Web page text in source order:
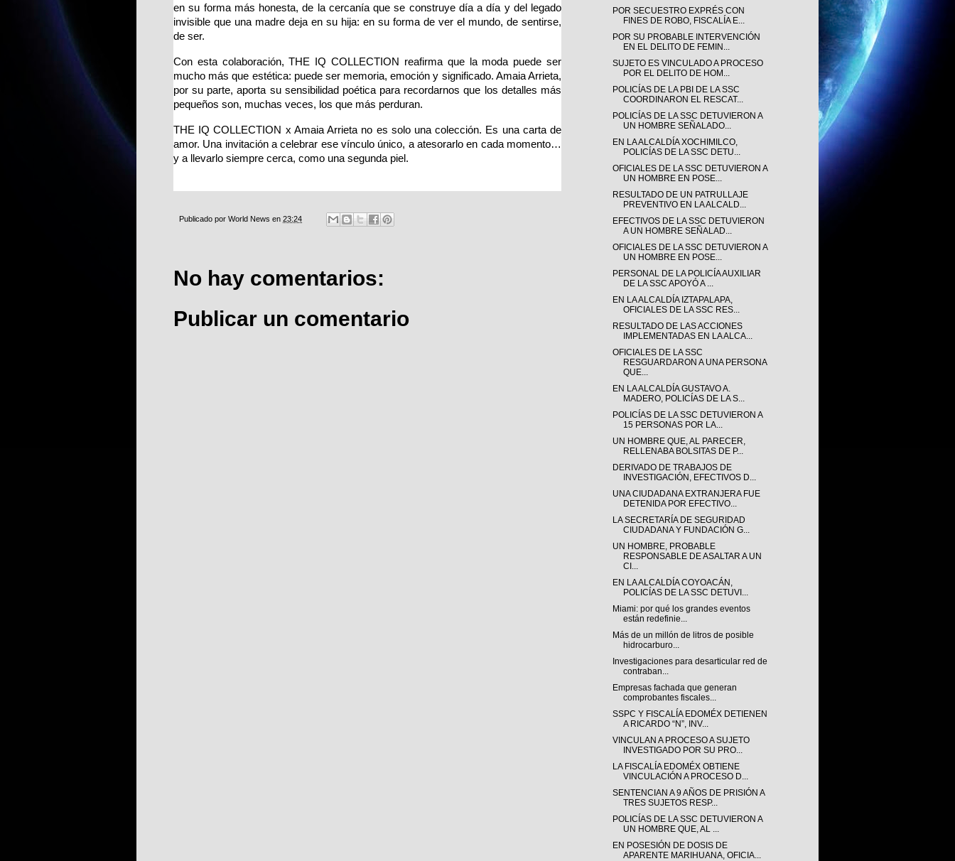
en su forma más honesta, de la cercanía que se construye día a día y del legado
invisible que una madre deja en su hija: en su forma de ver el mundo, de sentirse,
de ser.
Con esta colaboración, THE IQ COLLECTION reafirma que la moda puede ser
mucho más que estética: puede ser memoria, emoción y significado. Amaia Arrieta,
por su parte, aporta su sensibilidad poética para recordarnos que los detalles más
pequeños son, muchas veces, los que más perduran.
THE IQ COLLECTION x Amaia Arrieta no es solo una colección. Es una carta de
amor. Una invitación a celebrar ese vínculo único, a atesorarlo en cada momento…
y a llevarlo siempre cerca, como una segunda piel.
Publicado por World News en 23:24
No hay comentarios:
Publicar un comentario
POR SECUESTRO EXPRÉS CON
FINES DE ROBO, FISCALÍA E...
POR SU PROBABLE INTERVENCIÓN
EN EL DELITO DE FEMIN...
SUJETO ES VINCULADO A PROCESO
POR EL DELITO DE HOM...
POLICÍAS DE LA PBI DE LA SSC
COORDINARON EL RESCAT...
POLICÍAS DE LA SSC DETUVIERON A
UN HOMBRE SEÑALADO...
EN LA ALCALDÍA XOCHIMILCO,
POLICÍAS DE LA SSC DETU...
OFICIALES DE LA SSC DETUVIERON A
UN HOMBRE EN POSE...
RESULTADO DE UN PATRULLAJE
PREVENTIVO EN LA ALCALD...
EFECTIVOS DE LA SSC DETUVIERON
A UN HOMBRE SEÑALAD...
OFICIALES DE LA SSC DETUVIERON A
UN HOMBRE EN POSE...
PERSONAL DE LA POLICÍA AUXILIAR
DE LA SSC APOYÓ A ...
EN LA ALCALDÍA IZTAPALAPA,
OFICIALES DE LA SSC RES...
RESULTADO DE LAS ACCIONES
IMPLEMENTADAS EN LA ALCA...
OFICIALES DE LA SSC
RESGUARDARON A UNA PERSONA
QUE...
EN LA ALCALDÍA GUSTAVO A.
MADERO, POLICÍAS DE LA S...
POLICÍAS DE LA SSC DETUVIERON A
15 PERSONAS POR LA...
UN HOMBRE QUE, AL PARECER,
RELLENABA BOLSITAS DE P...
DERIVADO DE TRABAJOS DE
INVESTIGACIÓN, EFECTIVOS D...
UNA CIUDADANA EXTRANJERA FUE
DETENIDA POR EFECTIVO...
LA SECRETARÍA DE SEGURIDAD
CIUDADANA Y FUNDACIÓN G...
UN HOMBRE, PROBABLE
RESPONSABLE DE ASALTAR A UN
CI...
EN LA ALCALDÍA COYOACÁN,
POLICÍAS DE LA SSC DETUVI...
Miami: por qué los grandes eventos
están redefinie...
Más de un millón de litros de posible
hidrocarburo...
Investigaciones para desarticular red de
contraban...
Empresas fachada que generan
comprobantes fiscales...
SSPC Y FISCALÍA EDOMÉX DETIENEN
A RICARDO “N”, INV...
VINCULAN A PROCESO A SUJETO
INVESTIGADO POR SU PRO...
LA FISCALÍA EDOMÉX OBTIENE
VINCULACIÓN A PROCESO D...
SENTENCIAN A 9 AÑOS DE PRISIÓN A
TRES SUJETOS RESP...
POLICÍAS DE LA SSC DETUVIERON A
UN HOMBRE QUE, AL ...
EN POSESIÓN DE DOSIS DE
APARENTE MARIHUANA, OFICIA...